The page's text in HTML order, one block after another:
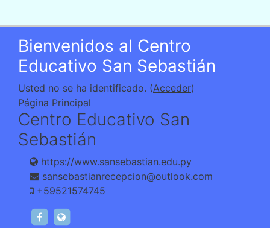
Bienvenidos al Centro
Educativo San Sebastián
Usted no se ha identificado. (Acceder)
Página Principal
Centro Educativo San
Sebastián
https://www.sansebastian.edu.py
sansebastianrecepcion@outlook.com
+59521574745
https://www.facebook.com/